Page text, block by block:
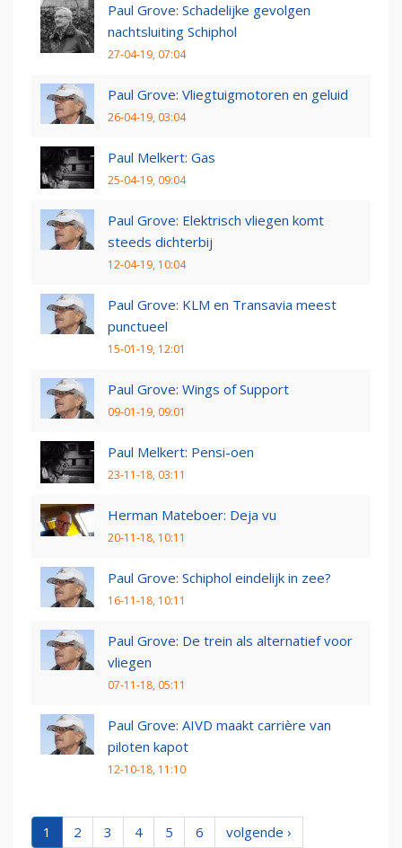
Paul Grove: Schadelijke gevolgen
nachtsluiting Schiphol
27-04-19, 07:04
Paul Grove: Vliegtuigmotoren en geluid
26-04-19, 03:04
Paul Melkert: Gas
25-04-19, 09:04
Paul Grove: Elektrisch vliegen komt
steeds dichterbij
12-04-19, 10:04
Paul Grove: KLM en Transavia meest
punctueel
15-01-19, 12:01
Paul Grove: Wings of Support
09-01-19, 09:01
Paul Melkert: Pensi-oen
23-11-18, 03:11
Herman Mateboer: Deja vu
20-11-18, 10:11
Paul Grove: Schiphol eindelijk in zee?
16-11-18, 10:11
Paul Grove: De trein als alternatief voor
vliegen
07-11-18, 05:11
Paul Grove: AIVD maakt carrière van
piloten kapot
12-10-18, 11:10
1 2 3 4 5 6
volgende ›